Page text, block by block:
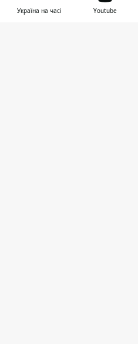
Варвара Грекова
Україна на часі Youtube